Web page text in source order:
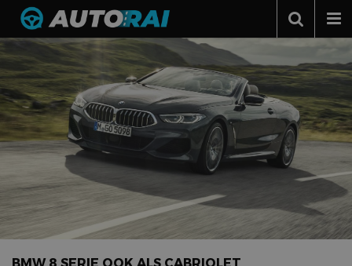
Autonieuws
Podcast
Autotests
Automerken
Adverteren
Contact
MotorRAI.nl
BMW 8 SERIE OOK ALS CABRIOLET